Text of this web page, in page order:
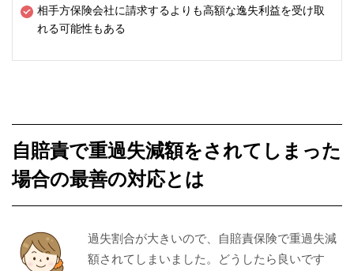
相手方保険会社に請求するよりも高額な逸失利益を受け取
れる可能性もある
自賠責で重過失減額をされてしまった
場合の最善の対応とは
過失割合が大きいので、自賠責保険で重過失減
額されてしまいました。どうしたら良いです